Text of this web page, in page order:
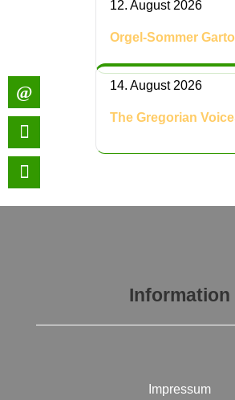
12. August 2026
Orgel-Sommer
14. August 2026
The Gregorian
Information
Impressum